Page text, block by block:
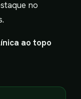
no
ao topo